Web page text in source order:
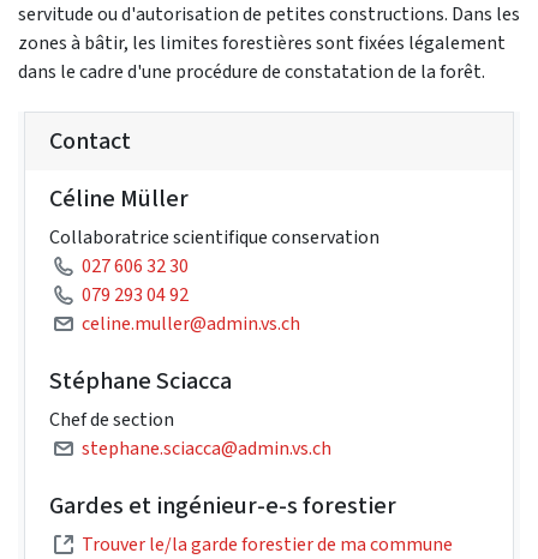
servitude ou d'autorisation de petites constructions. Dans les
zones à bâtir, les limites forestières sont fixées légalement
dans le cadre d'une procédure de constatation de la forêt.
Contact
Céline Müller
Collaboratrice scientifique conservation
027 606 32 30
079 293 04 92
celine.muller@admin.vs.ch
Stéphane Sciacca
Chef de section
stephane.sciacca@admin.vs.ch
Gardes et ingénieur-e-s forestier
Trouver le/la garde forestier de ma commune